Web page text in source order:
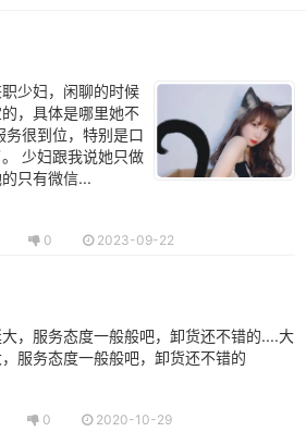
少妇，闲聊的时候
，具体是哪里她不
务很到位，特别是口
少妇跟我说她只做
只有微信...
0 2023-09-22
，服务态度一般般吧，卸货还不错的....大
服务态度一般般吧，卸货还不错的
0 2020-10-29